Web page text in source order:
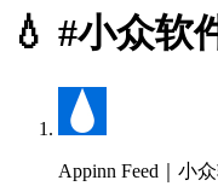
💧 #小众软
Appinn Feed｜小